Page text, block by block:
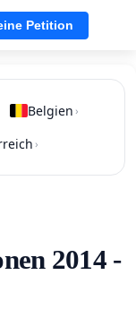
Petition
Belgien ›
›
2014 -